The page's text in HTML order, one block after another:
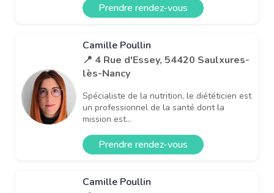
Prendre rendez-vous
Camille Poullin
📍 4 Rue d'Essey, 54420 Saulxures-
lès-Nancy
Spécialiste de la nutrition, le diététicien est
un professionnel de la santé dont la
mission est...
Prendre rendez-vous
Camille Poullin